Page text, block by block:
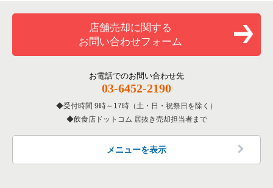
洋食の居抜き売却物件の案件一覧
その他の居抜き売却物件の案件一覧
神戸市北区の飲食店の居抜き売却物件の案件一覧
神戸市西区の飲食店の居抜き売却物件の案件一覧
兵庫県のバーの居抜き売却物件の案件一覧
兵庫県の居酒屋・ダイニングバーの居抜き売却物件の案件一覧
兵庫県の専門料理の居抜き売却物件の案件一覧
兵庫県の和食の居抜き売却物件の案件一覧
兵庫県の洋食の居抜き売却物件の案件一覧
店舗売却に関する
お問い合わせフォーム
お電話でのお問い合わせ先
03-6452-2190
受付時間 9時～17時（土・日・祝祭日を除く）
飲食店ドットコム 居抜き売却担当者まで
メニューを表示